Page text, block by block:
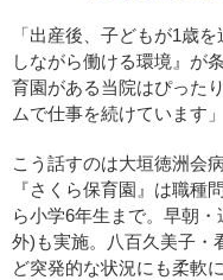
「出産後、子どもが1歳
しながら働ける環境』が
育園がある当院はぴった
ムで仕事を続けています」
こう話すのは大垣徳洲会
『さくら保育園』は職種
ら小学6年生まで。早朝
外)も実施。八百久美子・
ど突発的な状況にも柔軟